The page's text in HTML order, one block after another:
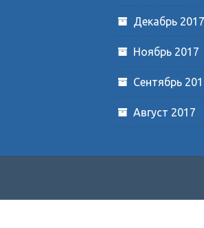
Декабрь 2017
Ноябрь 2017
Сентябрь
Август 2017